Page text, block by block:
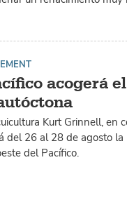
acogerá
Kurt Grinnell, en
del 26 al 28 de agosto
del Pacífico.